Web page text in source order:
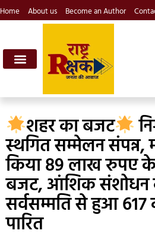
Home About us Become an Author
शहर का बजट
स्थगित सम्मेलन संपन्न,
किया 89 लाख रुपए
बजट, आंशिक संशोधन
सर्वसम्मति से हुआ
पारित